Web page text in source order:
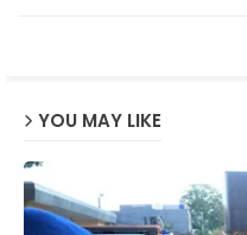
YOU MAY LIKE